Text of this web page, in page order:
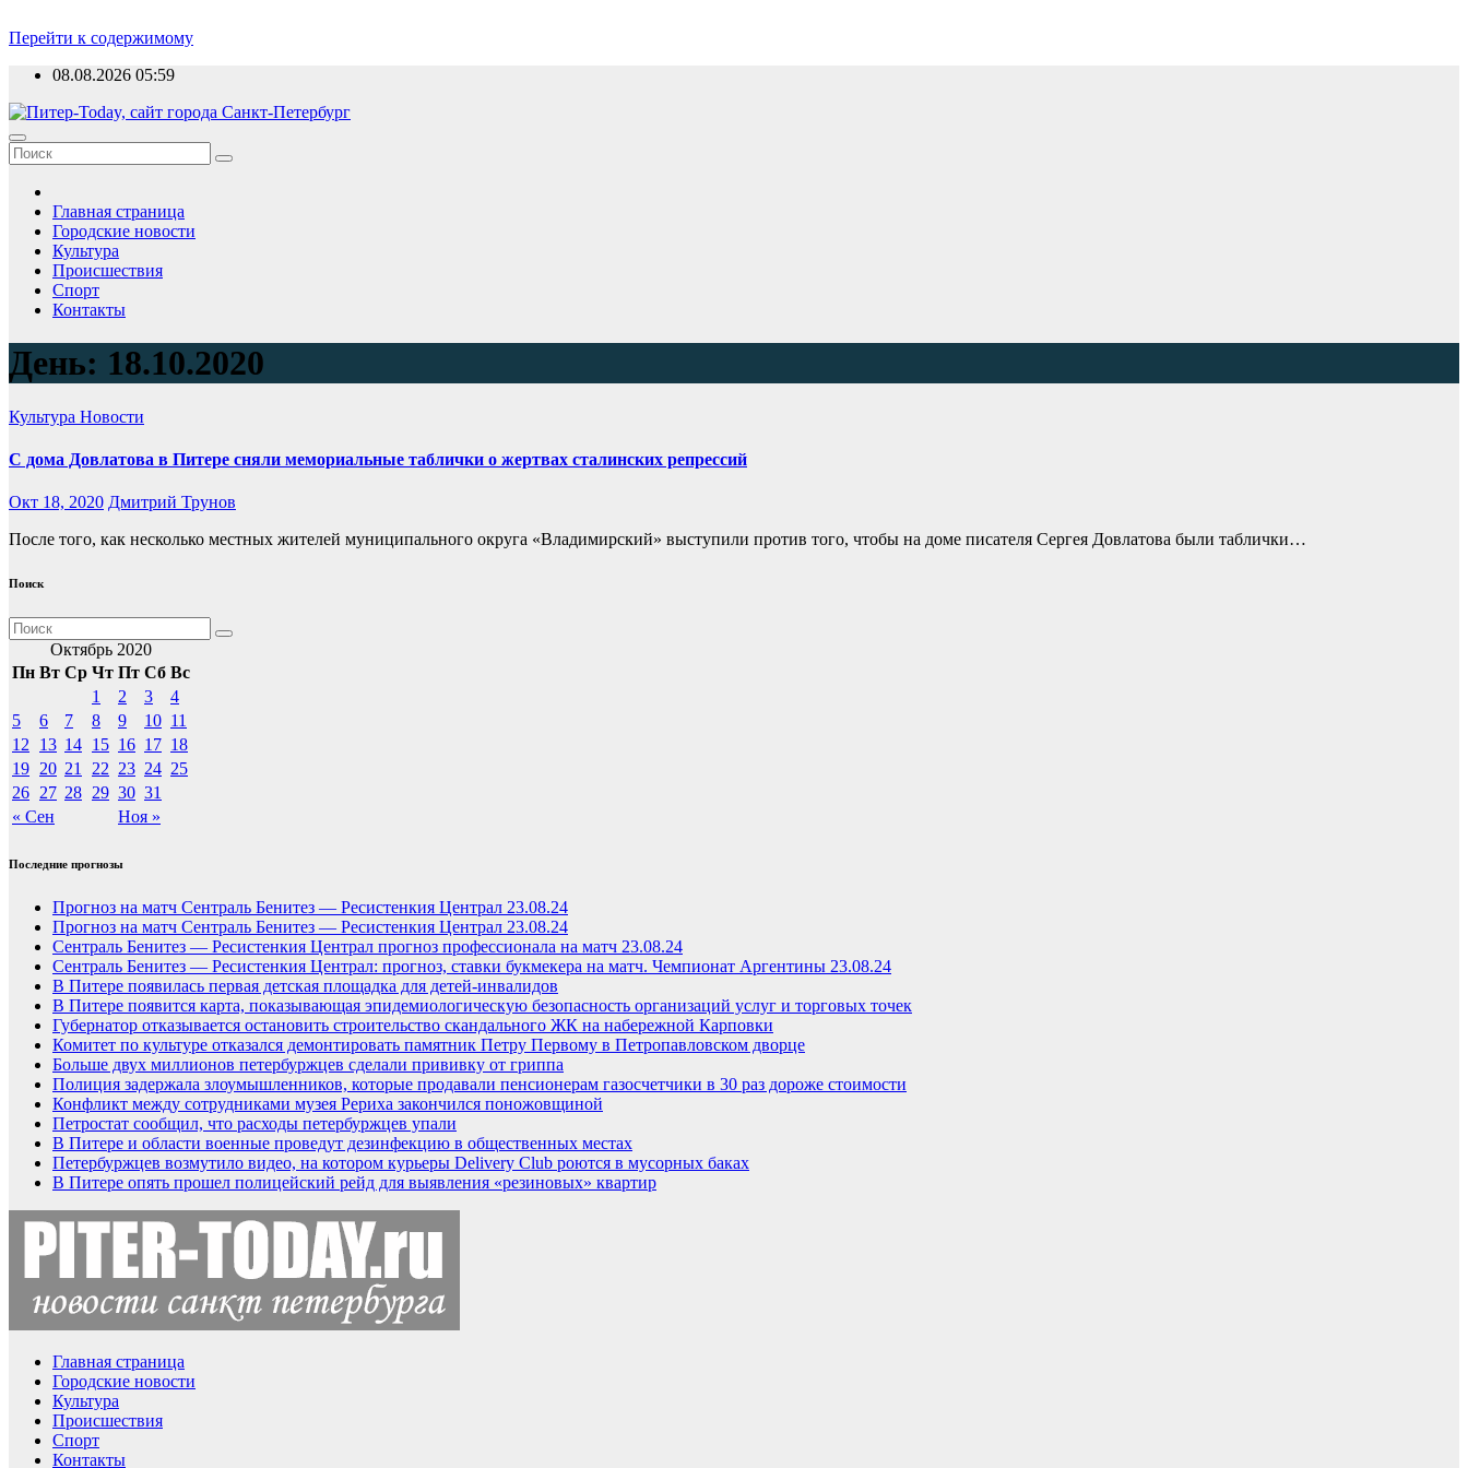
Перейти к содержимому
08.08.2026 05:59
Главная страница
Городские новости
Культура
Происшествия
Спорт
Контакты
День: 18.10.2020
Культура Новости
С дома Довлатова в Питере сняли мемориальные таблички о жертвах сталинских репрессий
Окт 18, 2020 Дмитрий Трунов
После того, как несколько местных жителей муниципального округа «Владимирский» выступили против того, чтобы на доме писателя Сергея Довлатова были таблички…
Поиск
Октябрь 2020
Пн Вт Ср Чт Пт Сб Вс
« Сен Ноя »
1 2 3
4
5
6 7 8 9 10 11
12
13 14 15 16 17 18
19 20 21 22 23 24 25
26 27 28 29 30 31
Последние прогнозы
Прогноз на матч Сентраль Бенитез — Ресистенкия Централ 23.08.24
Прогноз на матч Сентраль Бенитез — Ресистенкия Централ 23.08.24
Сентраль Бенитез — Ресистенкия Централ прогноз профессионала на матч 23.08.24
Сентраль Бенитез — Ресистенкия Централ: прогноз, ставки букмекера на матч. Чемпионат Аргентины 23.08.24
В Питере появилась первая детская площадка для детей-инвалидов
В Питере появится карта, показывающая эпидемиологическую безопасность организаций услуг и торговых точек
Губернатор отказывается остановить строительство скандального ЖК на набережной Карповки
Комитет по культуре отказался демонтировать памятник Петру Первому в Петропавловском дворце
Больше двух миллионов петербуржцев сделали прививку от гриппа
Полиция задержала злоумышленников, которые продавали пенсионерам газосчетчики в 30 раз дороже стоимости
Конфликт между сотрудниками музея Рериха закончился поножовщиной
Петростат сообщил, что расходы петербуржцев упали
В Питере и области военные проведут дезинфекцию в общественных местах
Петербуржцев возмутило видео, на котором курьеры Delivery Club роются в мусорных баках
В Питере опять прошел полицейский рейд для выявления «резиновых» квартир
Главная страница
Городские новости
Культура
Происшествия
Спорт
Контакты